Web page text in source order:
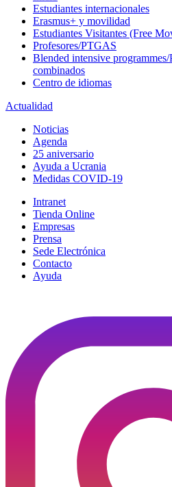
Estudiantes internacionales
Erasmus+ y movilidad
Estudiantes Visitantes (Free
Profesores/PTGAS
Blended intensive
combinados
Centro de idiomas
Actualidad
Noticias
Agenda
25 aniversario
Ayuda a Ucrania
Medidas COVID-19
Intranet
Tienda Online
Empresas
Prensa
Sede Electrónica
Contacto
Ayuda